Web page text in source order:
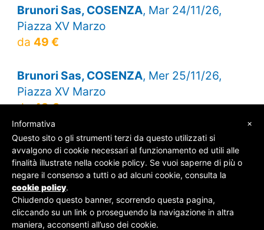
Brunori Sas, COSENZA, Mar 24/11/26,
Piazza XV Marzo
da 49 €
Brunori Sas, COSENZA, Mer 25/11/26,
Piazza XV Marzo
da49 €
© SOS Biglietti - P.Iva 09162100961 -Chi Siamo
Contatti-Privacy Policy
×
Informativa
Questo sito o gli strumenti terzi da questo utilizzati si
avvalgono di cookie necessari al funzionamento ed utili alle
finalità illustrate nella cookie policy. Se vuoi saperne di più o
negare il consenso a tutti o ad alcuni cookie, consulta la
cookie policy.
Chiudendo questo banner, scorrendo questa pagina,
cliccando su un link o proseguendo la navigazione in altra
maniera, acconsenti all’uso dei cookie.